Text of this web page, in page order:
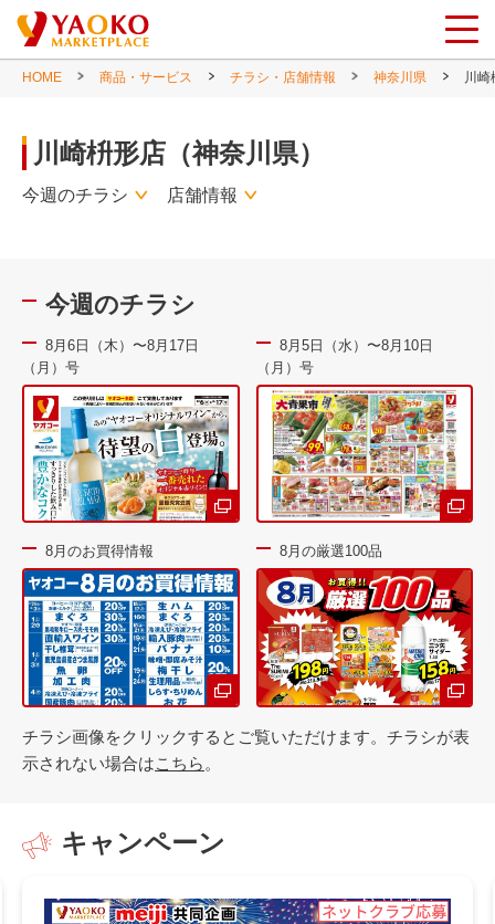
HOME 商品・サービス チラシ・店舗情報 神奈川県 川
川崎枡形店（神奈川県）
今週のチラシ 店舗情報
今週のチラシ
8月6日（木）〜8月17日
（月）号
8月5日（水）〜8月10日
（月）号
8月のお買得情報 8月の厳選100品
チラシ画像をクリックするとご覧いただけます。チラシが表
示されない場合はこちら 。
キャンペーン